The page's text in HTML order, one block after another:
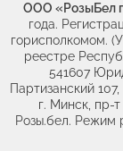
ООО «РозыБел
года.
горисполкомом.
реестре
541607
Партизанский
г. Минск, пр-
Розы.бел. Режим